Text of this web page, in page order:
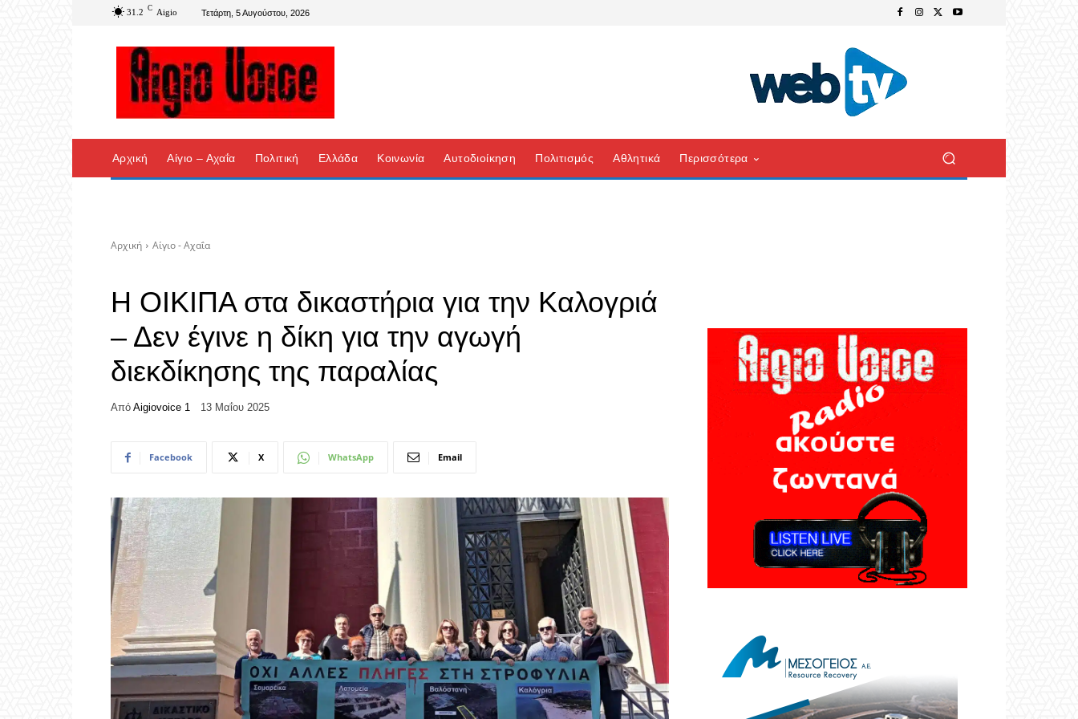
31.2 C Aigio Τετάρτη, 5 Αυγούστου, 2026
Αρχική Αίγιο – Αχαΐα Πολιτική Ελλάδα Κοινωνία Αυτοδιοίκηση Πολιτισμός Αθλητικά Περισσότερα
Αρχική Αίγιο - Αχαΐα
Η ΟΙΚΙΠΑ στα δικαστήρια για την Καλογριά
– Δεν έγινε η δίκη για την αγωγή
διεκδίκησης της παραλίας
Από Aigiovoice 1 13 Μαΐου 2025
Facebook X WhatsApp Email